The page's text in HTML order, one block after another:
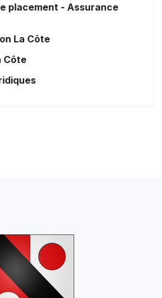
placement - Assurance
La Côte
Côte